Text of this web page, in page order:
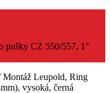
pušky CZ 550/557, 1″
Montáž Leupold, Ring
vysoká, černá